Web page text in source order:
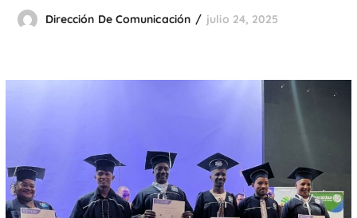
Dirección De Comunicación julio 24, 2025